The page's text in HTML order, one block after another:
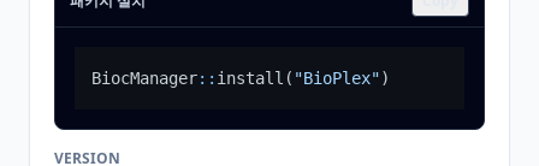
BiocManager:: install ( "BioPlex")
VERSION